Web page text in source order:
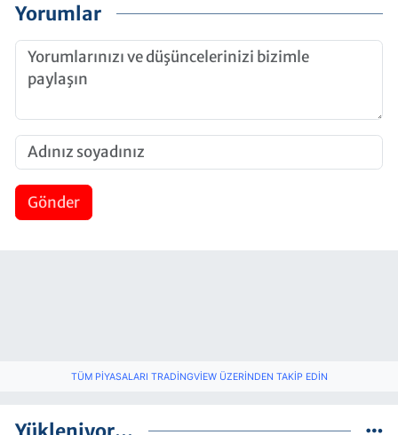
Yorumlar
Gönder
TÜM PIYASALARI TRADINGVIEW ÜZERINDEN TAKIP EDIN